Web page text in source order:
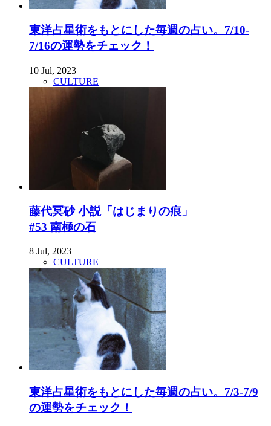
東洋占星術をもとにした毎週の占い。7/10-
7/16の運勢をチェック！
10 Jul, 2023
CULTURE
藤代冥砂 小説「はじまりの痕」
#53 南極の石
8 Jul, 2023
CULTURE
東洋占星術をもとにした毎週の占い。7/3-7/9
の運勢をチェック！